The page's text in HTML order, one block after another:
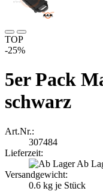
TOP
-25%
5er Pack
schwarz
Art.Nr.:
307484
Lieferzeit:
Ab
Versandgewicht:
0.6 kg je Stück